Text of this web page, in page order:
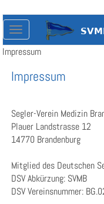
Toggle
navigation
Impressum
Impressum
Segler-Verein Medizin
Plauer Landstrasse 12
14770 Brandenburg
Mitglied des Deutschen
DSV Abkürzung: SVMB
DSV Vereinsnummer: